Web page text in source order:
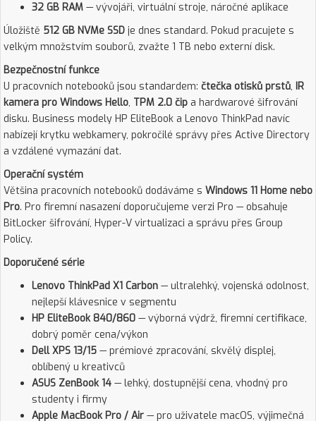
32 GB RAM — vývojáři, virtuální stroje, náročné aplikace
Úložiště 512 GB NVMe SSD je dnes standard. Pokud pracujete s
velkým množstvím souborů, zvažte 1 TB nebo externí disk.
Bezpečnostní funkce
U pracovních notebooků jsou standardem: čtečka otisků prstů, IR
kamera pro Windows Hello, TPM 2.0 čip a hardwarové šifrování
disku. Business modely HP EliteBook a Lenovo ThinkPad navíc
nabízejí krytku webkamery, pokročilé správy přes Active Directory
a vzdálené vymazání dat.
Operační systém
Většina pracovních notebooků dodáváme s Windows 11 Home nebo
Pro. Pro firemní nasazení doporučujeme verzi Pro — obsahuje
BitLocker šifrování, Hyper-V virtualizaci a správu přes Group
Policy.
Doporučené série
Lenovo ThinkPad X1 Carbon — ultralehký, vojenská odolnost,
nejlepší klávesnice v segmentu
HP EliteBook 840/860 — výborná výdrž, firemní certifikace,
dobrý poměr cena/výkon
Dell XPS 13/15 — prémiové zpracování, skvělý displej,
oblíbený u kreativců
ASUS ZenBook 14 — lehký, dostupnější cena, vhodný pro
studenty i firmy
Apple MacBook Pro / Air — pro uživatele macOS, výjimečná